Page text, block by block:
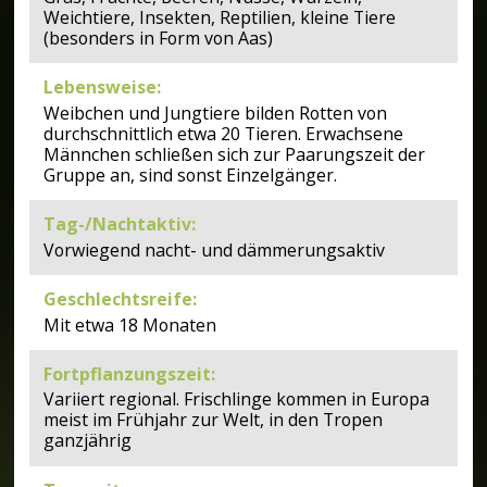
Weichtiere, Insekten, Reptilien, kleine Tiere
(besonders in Form von Aas)
Lebensweise:
Weibchen und Jungtiere bilden Rotten von
durchschnittlich etwa 20 Tieren. Erwachsene
Männchen schließen sich zur Paarungszeit der
Gruppe an, sind sonst Einzelgänger.
Tag-/Nachtaktiv:
Vorwiegend nacht- und dämmerungsaktiv
Geschlechtsreife:
Mit etwa 18 Monaten
Fortpflanzungszeit:
Variiert regional. Frischlinge kommen in Europa
meist im Frühjahr zur Welt, in den Tropen
ganzjährig